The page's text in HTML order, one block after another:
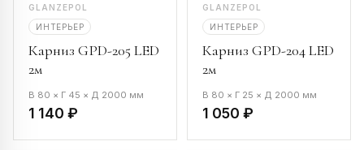
GLANZEPOL
ИНТЕРЬЕР
Карниз GPD-205 LED
2м
В 80 × Г 45 × Д 2000 мм
1 140 ₽
GLANZEPOL
ИНТЕРЬЕР
Карниз GPD-204 LED
2м
В 80 × Г 25 × Д 2000 мм
1 050 ₽